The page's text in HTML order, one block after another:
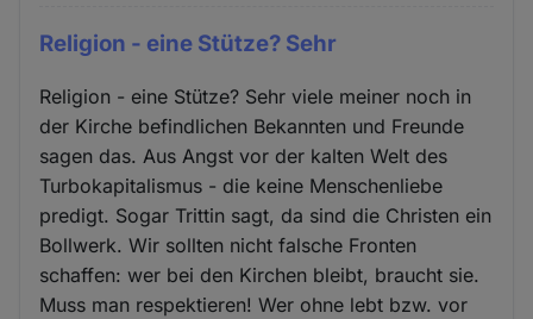
Religion - eine Stütze? Sehr
Religion - eine Stütze? Sehr viele meiner noch in
der Kirche befindlichen Bekannten und Freunde
sagen das. Aus Angst vor der kalten Welt des
Turbokapitalismus - die keine Menschenliebe
predigt. Sogar Trittin sagt, da sind die Christen ein
Bollwerk. Wir sollten nicht falsche Fronten
schaffen: wer bei den Kirchen bleibt, braucht sie.
Muss man respektieren! Wer ohne lebt bzw. vor